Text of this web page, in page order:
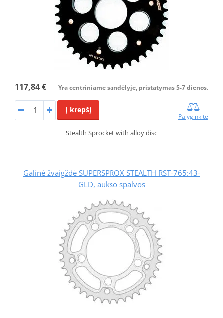
117,84 € Yra centriniame sandėlyje, pristatymas 5-7 dienos.
Į krepšį
Palyginkite
Stealth Sprocket with alloy disc
Galinė žvaigždė SUPERSPROX STEALTH RST-765:43-
GLD, aukso spalvos